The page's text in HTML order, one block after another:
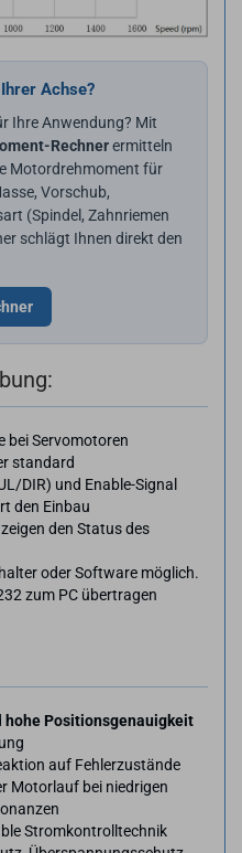
Achse?
Ihre Anwendung? Mit
Rechnerermitteln
Motordrehmoment für
Vorschub,
(Spindel, Zahnriemen
schlägt Ihnen direkt den
bei Servomotoren
standard
DIR) und Enable-Signal
den Einbau
den Status des
oder Software möglich.
zum PC übertragen
hohe Positionsgenauigkeit
auf Fehlerzustände
Motorlauf bei niedrigen
Stromkontrolltechnik